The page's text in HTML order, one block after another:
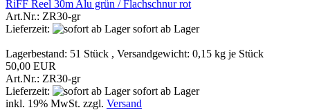
RiFF Reel 30m Alu grün / Flachschnur rot
Art.Nr.: ZR30-gr
Lieferzeit:
sofort ab Lager
Lagerbestand: 51 Stück , Versandgewicht: 0,15 kg je Stück
50,00 EUR
Art.Nr.: ZR30-gr
Lieferzeit:
sofort ab Lager
inkl. 19% MwSt. zzgl. Versand